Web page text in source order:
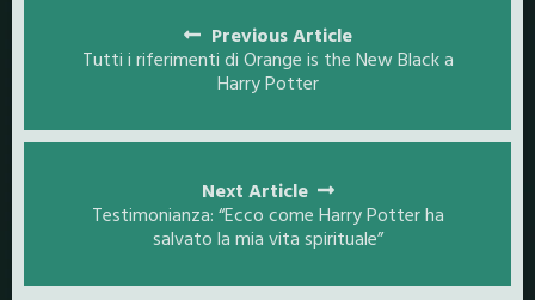
navigation
Previous Article
Tutti i riferimenti di Orange is the New Black a
Harry Potter
Next Article
Testimonianza: “Ecco come Harry Potter ha
salvato la mia vita spirituale”